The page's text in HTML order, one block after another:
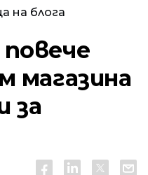
на блога
магазина
за